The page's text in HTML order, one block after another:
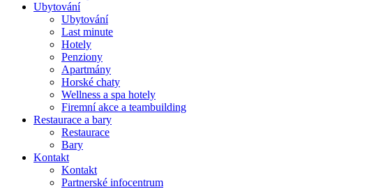
Ubytování
Ubytování
Last minute
Hotely
Penziony
Apartmány
Horské chaty
Wellness a spa hotely
Firemní akce a teambuilding
Restaurace a bary
Restaurace
Bary
Kontakt
Kontakt
Partnerské infocentrum